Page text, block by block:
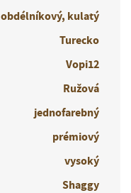
obdélníkový, kulatý
Turecko
Vopi12
Ružová
jednofarebný
prémiový
vysoký
Shaggy